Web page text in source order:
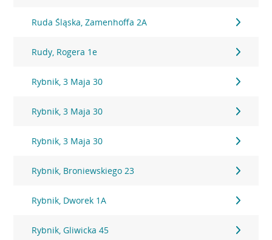
Ruda Śląska, Zamenhoffa 2A
Rudy, Rogera 1e
Rybnik, 3 Maja 30
Rybnik, 3 Maja 30
Rybnik, 3 Maja 30
Rybnik, Broniewskiego 23
Rybnik, Dworek 1A
Rybnik, Gliwicka 45